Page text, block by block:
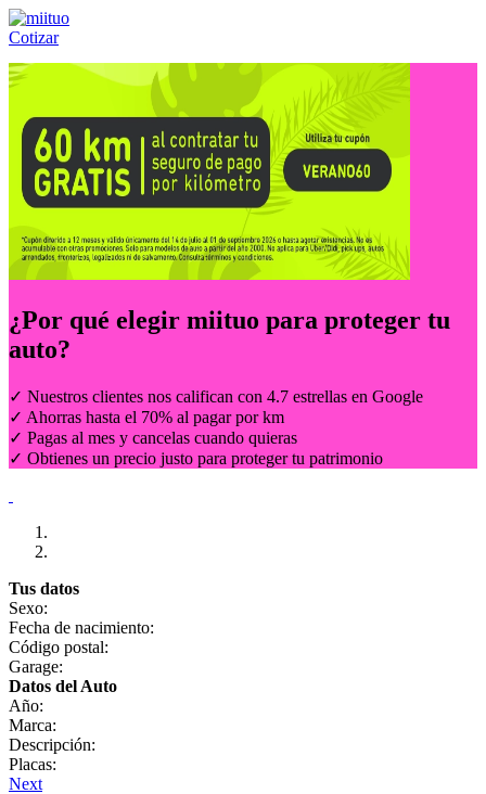
Cotizar
Llámanos al:(55) 84-21-05-00 ó
¿Por qué elegir miituo para proteger tu
auto?
✓ Nuestros clientes nos califican con 4.7 estrellas en Google
✓ Ahorras hasta el 70% al pagar por km
✓ Pagas al mes y cancelas cuando quieras
✓ Obtienes un precio justo para proteger tu patrimonio
Tus datos
Sexo:
Fecha de nacimiento:
Código postal:
Garage:
Datos del Auto
Año:
Marca:
Descripción:
Placas:
Next